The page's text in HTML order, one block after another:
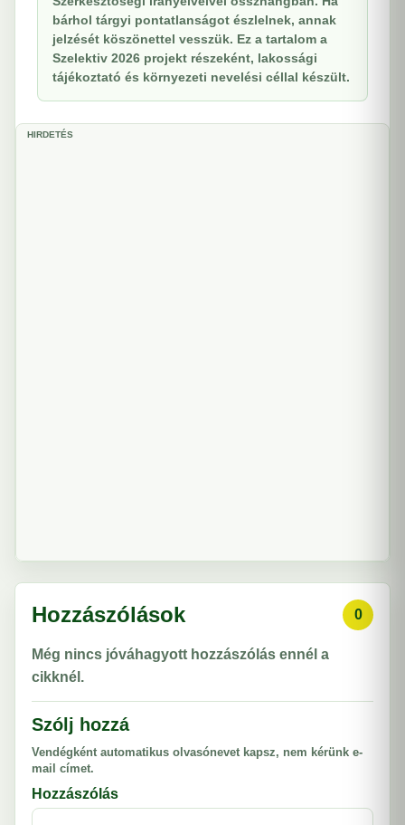
bárhol tárgyi pontatlanságot észlelnek, annak
jelzését köszönettel vesszük. Ez a tartalom a
Szelektiv 2026 projekt részeként, lakossági
tájékoztató és környezeti nevelési céllal készült.
HIRDETÉS
Hozzászólások 0
Még nincs jóváhagyott hozzászólás ennél a
cikknél.
Szólj hozzá
Vendégként automatikus olvasónevet kapsz, nem kérünk e-
mail címet.
Hozzászólás